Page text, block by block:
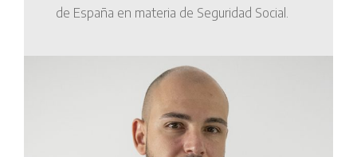
de España en materia de Seguridad Social.